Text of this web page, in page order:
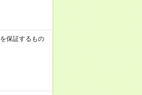
保証するもの